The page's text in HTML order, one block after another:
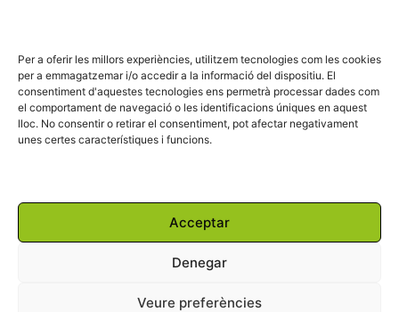
Per a oferir les millors experiències, utilitzem tecnologies com les cookies
per a emmagatzemar i/o accedir a la informació del dispositiu. El
consentiment d'aquestes tecnologies ens permetrà processar dades com
el comportament de navegació o les identificacions úniques en aquest
lloc. No consentir o retirar el consentiment, pot afectar negativament
unes certes característiques i funcions.
Acceptar
Denegar
Veure preferències
F
a
c
o
T
w
i
r
Y
o
u
e
I
n
r
m
L
i
i
Powered by: